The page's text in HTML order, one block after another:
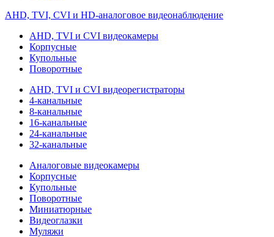
AHD, TVI, CVI и HD-аналоговое видеонаблюдение
AHD, TVI и CVI видеокамеры
Корпусные
Купольные
Поворотные
AHD, TVI и CVI видеорегистраторы
4-канальные
8-канальные
16-канальные
24-канальные
32-канальные
Аналоговые видеокамеры
Корпусные
Купольные
Поворотные
Миниатюрные
Видеоглазки
Муляжи